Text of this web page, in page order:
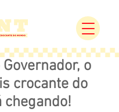
o
crocante do